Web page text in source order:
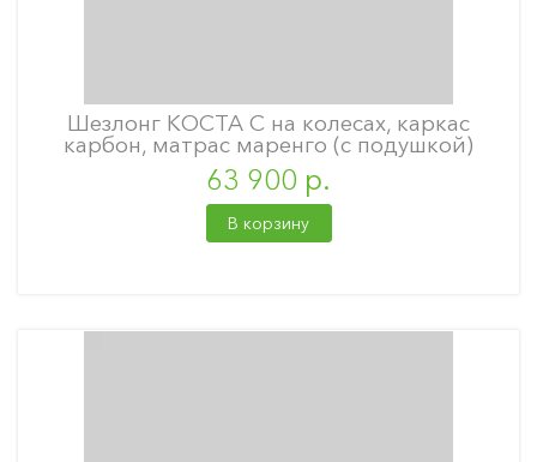
Шезлонг КОСТА С на колесах, каркас
карбон, матрас маренго (с подушкой)
63 900 р.
В корзину